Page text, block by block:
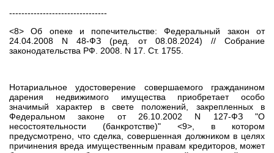
--------------------------------
<8> Об опеке и попечительстве: Федеральный закон от
24.04.2008 N 48-ФЗ (ред. от 08.08.2024) // Собрание
законодательства РФ. 2008. N 17. Ст. 1755.
Нотариальное удостоверение совершаемого гражданином
дарения недвижимого имущества приобретает особо
значимый характер в свете положений, закрепленных в
Федеральном законе от 26.10.2002 N 127-ФЗ "О
несостоятельности (банкротстве)" <9>, в котором
предусмотрено, что сделка, совершенная должником в целях
причинения вреда имущественным правам кредиторов, может